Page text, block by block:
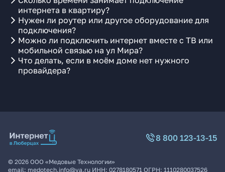
интернета в квартиру?
Нужен ли роутер или другое оборудование для
подключения?
Можно ли подключить интернет вместе с ТВ или
мобильной связью на ул Мира?
Что делать, если в моём доме нет нужного
провайдера?
8 800 123-13-15
© 2026 ООО «Медовые Технологии»
email: medotech.info@ya.ru ИНН: 0278180571 ОГРН: 1110280037526